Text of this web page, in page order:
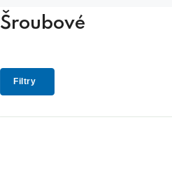
Šroubové
Filtry